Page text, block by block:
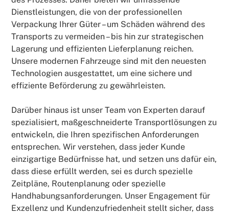
Dienstleistungen, die von der professionellen
Verpackung Ihrer Güter – um Schäden während des
Transports zu vermeiden – bis hin zur strategischen
Lagerung und effizienten Lieferplanung reichen.
Unsere modernen Fahrzeuge sind mit den neuesten
Technologien ausgestattet, um eine sichere und
effiziente Beförderung zu gewährleisten.
Darüber hinaus ist unser Team von Experten darauf
spezialisiert, maßgeschneiderte Transportlösungen zu
entwickeln, die Ihren spezifischen Anforderungen
entsprechen. Wir verstehen, dass jeder Kunde
einzigartige Bedürfnisse hat, und setzen uns dafür ein,
dass diese erfüllt werden, sei es durch spezielle
Zeitpläne, Routenplanung oder spezielle
Handhabungsanforderungen. Unser Engagement für
Exzellenz und Kundenzufriedenheit stellt sicher, dass